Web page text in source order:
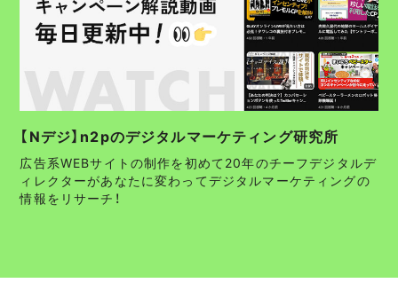
【Nデジ】n2pのデジタルマーケティング研究所
広告系WEBサイトの制作を初めて20年のチーフデジタルデ
ィレクターがあなたに変わってデジタルマーケティングの
情報をリサーチ！